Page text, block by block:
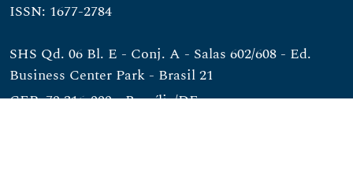
ISSN: 1677-2784
SHS Qd. 06 Bl. E - Conj. A - Salas 602/608 - Ed.
Business Center Park - Brasil 21
CEP: 70.316-000 - Brasília/DF